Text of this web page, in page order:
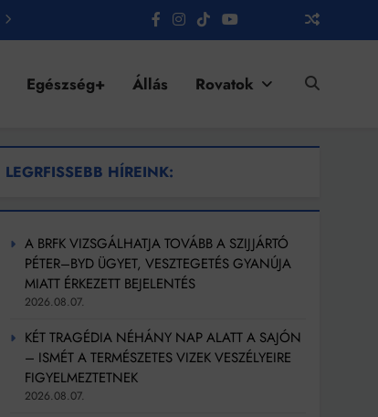
Egészség+ Állás Rovatok
LEGRFISSEBB HÍREINK:
A BRFK VIZSGÁLHATJA TOVÁBB A SZIJJÁRTÓ
PÉTER–BYD ÜGYET, VESZTEGETÉS GYANÚJA
MIATT ÉRKEZETT BEJELENTÉS
2026.08.07.
KÉT TRAGÉDIA NÉHÁNY NAP ALATT A SAJÓN
– ISMÉT A TERMÉSZETES VIZEK VESZÉLYEIRE
FIGYELMEZTETNEK
2026.08.07.